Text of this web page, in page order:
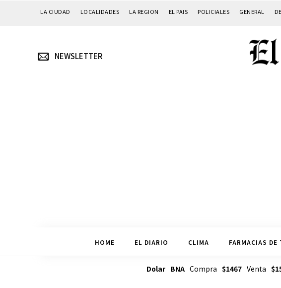
LA CIUDAD LOCALIDADES LA REGION EL PAIS POLICIALES GENERAL
NEWSLETTER
HOME EL DIARIO CLIMA FARMACIAS DE
Dolar BNACompra $1467Venta